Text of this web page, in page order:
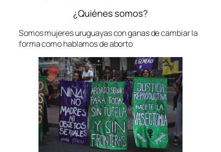
¿Quiénes somos?
Somos mujeres uruguayas con ganas de cambiar la
forma como hablamos de aborto